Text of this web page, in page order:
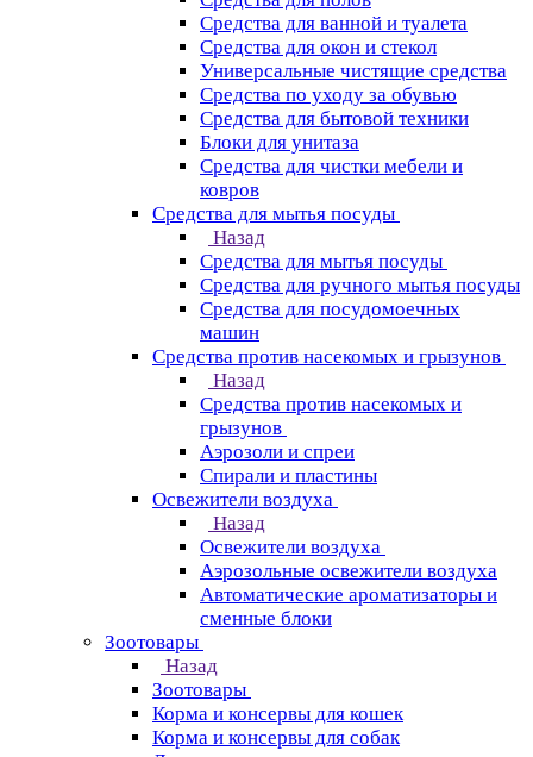
Средства для ванной и туалета
Средства для окон и стекол
Универсальные чистящие средства
Средства по уходу за обувью
Средства для бытовой техники
Блоки для унитаза
Средства для чистки мебели и
ковров
Средства для мытья посуды
Назад
Средства для мытья посуды
Средства для ручного мытья посуды
Средства для посудомоечных
машин
Средства против насекомых и грызунов
Назад
Средства против насекомых и
грызунов
Аэрозоли и спреи
Спирали и пластины
Освежители воздуха
Назад
Освежители воздуха
Аэрозольные освежители воздуха
Автоматические ароматизаторы и
сменные блоки
Зоотовары
Назад
Зоотовары
Корма и консервы для кошек
Корма и консервы для собак